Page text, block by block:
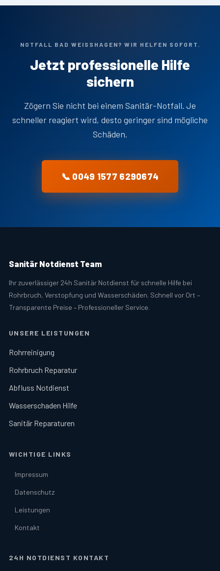
NOTFALL BAD WEISSHAGEN? WIR HELFEN SOFORT.
Jetzt professionelle Hilfe
sichern
Zögern Sie nicht bei einem Sanitär-Notfall. Je
schneller reagiert wird, desto geringer sind mögliche
Schäden.
📞 0049 1577 6290674
Sanitär Notdienst Team
Ihr zuverlässiger 24h Sanitär Notdienst für schnelle Hilfe bei
Rohrbruch, Verstopfung und Wasserschäden. Schnell vor Ort –
Transparente Preise – Professioneller Service.
UNSERE LEISTUNGEN
Rohrreinigung
Rohrbruch Reparatur
Abfluss Notdienst
Wasserschaden Hilfe
Sanitär Reparaturen
WICHTIGE LINKS
Impressum
Datenschutz
Leistungen
Kontakt
24H NOTDIENST KONTAKT